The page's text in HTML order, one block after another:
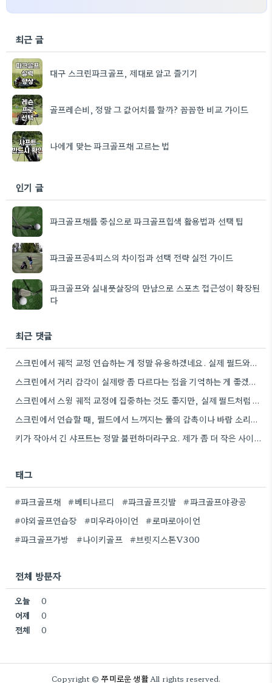
최근 글
대구 스크린파크골프, 제대로 알고 즐기기
골프레슨비, 정말 그 값어치를 할까? 꼼꼼한 비교 가이드
나에게 맞는 파크골프채 고르는 법
인기 글
파크골프채를 중심으로 파크골프힙색 활용법과 선택 팁
파크골프공4피스의 차이점과 선택 전략 실전 가이드
파크골프와 실내풋살장의 만남으로 스포츠 접근성이 확장된
다
최근 댓글
스크린에서 궤적 교정 연습하는 게 정말 유용하겠네요. 실제 필드와는 또 다른 느낌이겠어요.
스크린에서 거리 감각이 실제랑 좀 다르다는 점을 기억하는 게 좋겠어요. 저도 연습할 때 항상 맞춰보면서…
스크린에서 스윙 궤적 교정에 집중하는 것도 좋지만, 실제 필드처럼 자연 속에서 샷 메이킹 연습하는 경험은…
스크린에서 연습할 때, 필드에서 느껴지는 풀의 감촉이나 바람 소리가 없어서 조금 아쉽네요. 그래도 꾸준히 연습하면…
키가 작아서 긴 샤프트는 정말 불편하더라구요. 제가 좀 더 작은 사이즈를 찾아봐야겠어요.
태그
#파크골프채 #베티나르디 #파크골프깃발
#파크골프야광공
#야외골프연습장
#미우라아이언
#로마로아이언
#파크골프가방
#나이키골프 #브릿지스톤V300
전체 방문자
오늘
0
어제
0
전체
0
Copyright ©쭈미로운 생활All rights reserved.